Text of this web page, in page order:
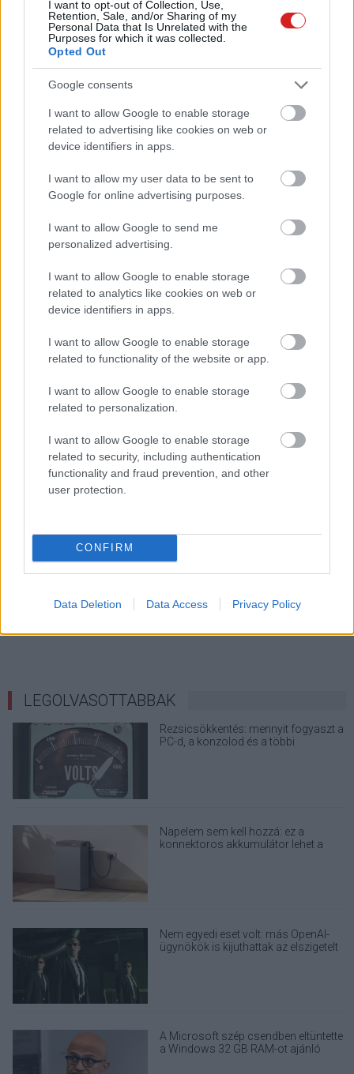
I want to opt-out of Collection, Use,
Retention, Sale, and/or Sharing of my
Personal Data that Is Unrelated with the
Purposes for which it was collected.
Opted Out
Google consents
I want to allow Google to enable storage
related to advertising like cookies on web or
device identifiers in apps.
I want to allow my user data to be sent to
Google for online advertising purposes.
I want to allow Google to send me
personalized advertising.
I want to allow Google to enable storage
related to analytics like cookies on web or
device identifiers in apps.
I want to allow Google to enable storage
related to functionality of the website or app.
I want to allow Google to enable storage
related to personalization.
I want to allow Google to enable storage
related to security, including authentication
functionality and fraud prevention, and other
user protection.
CONFIRM
Data Deletion Data Access Privacy Policy
Digitális otthonba szánt Linksys
eszközök
KÖVESS FACEBOOKON!
LEGOLVASOTTABBAK
Rezsicsökkentés: mennyit fogyaszt a
PC-d, a konzolod és a többi
Napelem sem kell hozzá: ez a
konnektoros akkumulátor lehet a
Nem egyedi eset volt: más OpenAI-
ügynökök is kijuthattak az elszigetelt
A Microsoft szép csendben eltüntette
a Windows 32 GB RAM-ot ajánló